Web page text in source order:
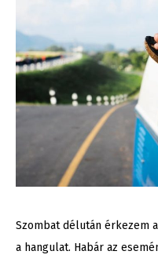
Szombat délután érkezem
a hangulat. Habár az